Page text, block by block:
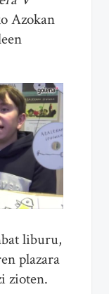
Azokan
liburu,
plazara
zioten.